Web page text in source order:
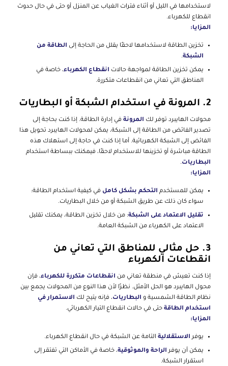
لاستخدامها في الليل أو أثناء فترات الغياب عن المنزل أو حتى في حال حدوث
انقطاع للكهرباء.
المزايا:
تخزين الطاقة لاستخدامها لاحقًا يقلل من الحاجة إلى الطاقة من
الشبكة.
يمكن تخزين الطاقة لمواجهة حالات انقطاع الكهرباء، خاصة في
المناطق التي تعاني من انقطاعات متكررة.
2. المرونة في استخدام الشبكة أو البطاريات
محولات الهايبرد توفر لك المرونةفي إدارة الطاقة. إذا كنت بحاجة إلى
تصدير الفائض من الطاقة إلى الشبكة، يمكن لمحولات الهايبرد تحويل هذا
الفائض إلى الشبكة الكهربائية. أما إذا كنت في حاجة إلى استهلاك هذه
الطاقة مباشرة أو تخزينها للاستخدام لاحقًا، فيمكنك ببساطة استخدام
البطاريات.
المزايا:
يمكن للمستخدم التحكم بشكل كامل في كيفية استخدام الطاقة:
سواء كان ذلك عن طريق الشبكة أو من خلال البطاريات.
تقليل الاعتماد على الشبكة: من خلال تخزين الطاقة، يمكنك تقليل
الاعتماد على الكهرباء من الشبكة العامة.
3.
حل مثالي للمناطق التي تعاني من
انقطاعات الكهرباء
إذا كنت تعيش في منطقة تعاني من انقطاعات متكررة للكهرباء، فإن
محول الهايبرد هو الحل الأمثل. نظرًا لأن هذا النوع من المحولات يجمع بين
نظام الطاقة الشمسية و البطاريات، فإنه يتيح لك الاستمرار في
استخدام الطاقةحتى في حالات انقطاع التيار الكهربائي.
المزايا:
يوفرالاستقلاليةالتامة عن الشبكة في حال انقطاع الكهرباء.
يمكن أن يوفرالراحة والموثوقية، خاصة في الأماكن التي تفتقر إلى
استقرار الشبكة.